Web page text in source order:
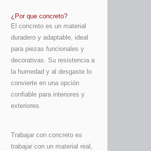
¿Por que concreto?
El concreto es un material
duradero y adaptable, ideal
para piezas funcionales y
decorativas. Su resistencia a
la humedad y al desgaste lo
convierte en una opción
confiable para interiores y
exteriores.
Trabajar con concreto es
trabajar con un material real,